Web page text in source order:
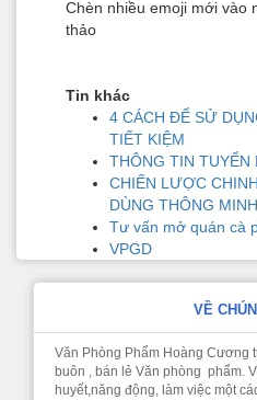
Chèn nhiều emoji mới vào
thảo​
Tin khác
4 CÁCH ĐỂ SỬ
TIẾT KIỆM
THÔNG TIN TUYỂN
CHIẾN LƯỢC
DÙNG THÔNG MINH
Tư vấn mở quán cà
VPGD
VỀ
Văn Phòng Phẩm Hoàng Cương
buôn , bán lẻ Văn phòng phẩm.
huyết,năng động, làm việc một